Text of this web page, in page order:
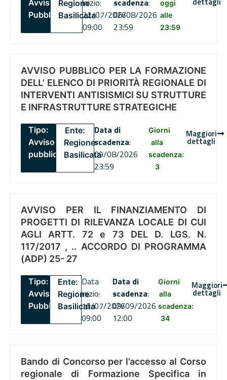
Avviso
Pubblico
Regione
Basilicata
inizio:
22/07/2026
09:00
scadenza:
06/08/2026
23:59
oggi
alle
23:59
AVVISO PUBBLICO PER LA FORMAZIONE
DELL’ ELENCO DI PRIORITÀ REGIONALE DI
INTERVENTI ANTISISMICI SU STRUTTURE
E INFRASTRUTTURE STRATEGICHE
Tipo:
Avviso
pubblico
Ente:
Regione
Basilicata
Data di
scadenza:
09/08/2026
23:59
Giorni
alla
scadenza:
3
Maggiori
dettagli
AVVISO PER IL FINANZIAMENTO DI
PROGETTI DI RILEVANZA LOCALE DI CUI
AGLI ARTT. 72 e 73 DEL D. LGS. N.
117/2017 , .. ACCORDO DI PROGRAMMA
(ADP) 25- 27
Tipo:
Avviso
Pubblico
Ente:
Regione
Basilicata
Data
inizio:
16/07/2026
09:00
Data di
scadenza:
09/09/2026
12:00
Giorni
alla
scadenza:
34
Maggiori
dettagli
Bando di Concorso per l’accesso al Corso
regionale di Formazione Specifica in